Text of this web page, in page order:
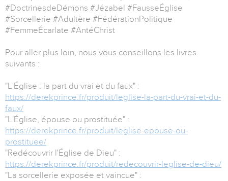
#DoctrinesdeDémons #Jézabel #FausseÉglise
#Sorcellerie #Adultère #FédérationPolitique
#FemmeÉcarlate #AntéChrist
Pour aller plus loin, nous vous conseillons les livres
suivants :
"L'Église : la part du vrai et du faux" :
https://derekprince.fr/produit/leglise-la-part-du-vrai-et-du-
faux/
"L'Église, épouse ou prostituée" :
https://derekprince.fr/produit/leglise-epouse-ou-
prostituee/
"Redécouvrir l'Église de Dieu" :
https://derekprince.fr/produit/redecouvrir-leglise-de-dieu/
"La sorcellerie exposée et vaincue" :